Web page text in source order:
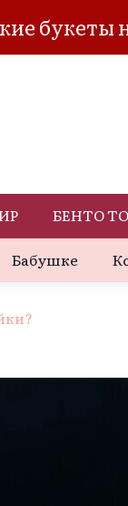
БЕНТО
Бабушке